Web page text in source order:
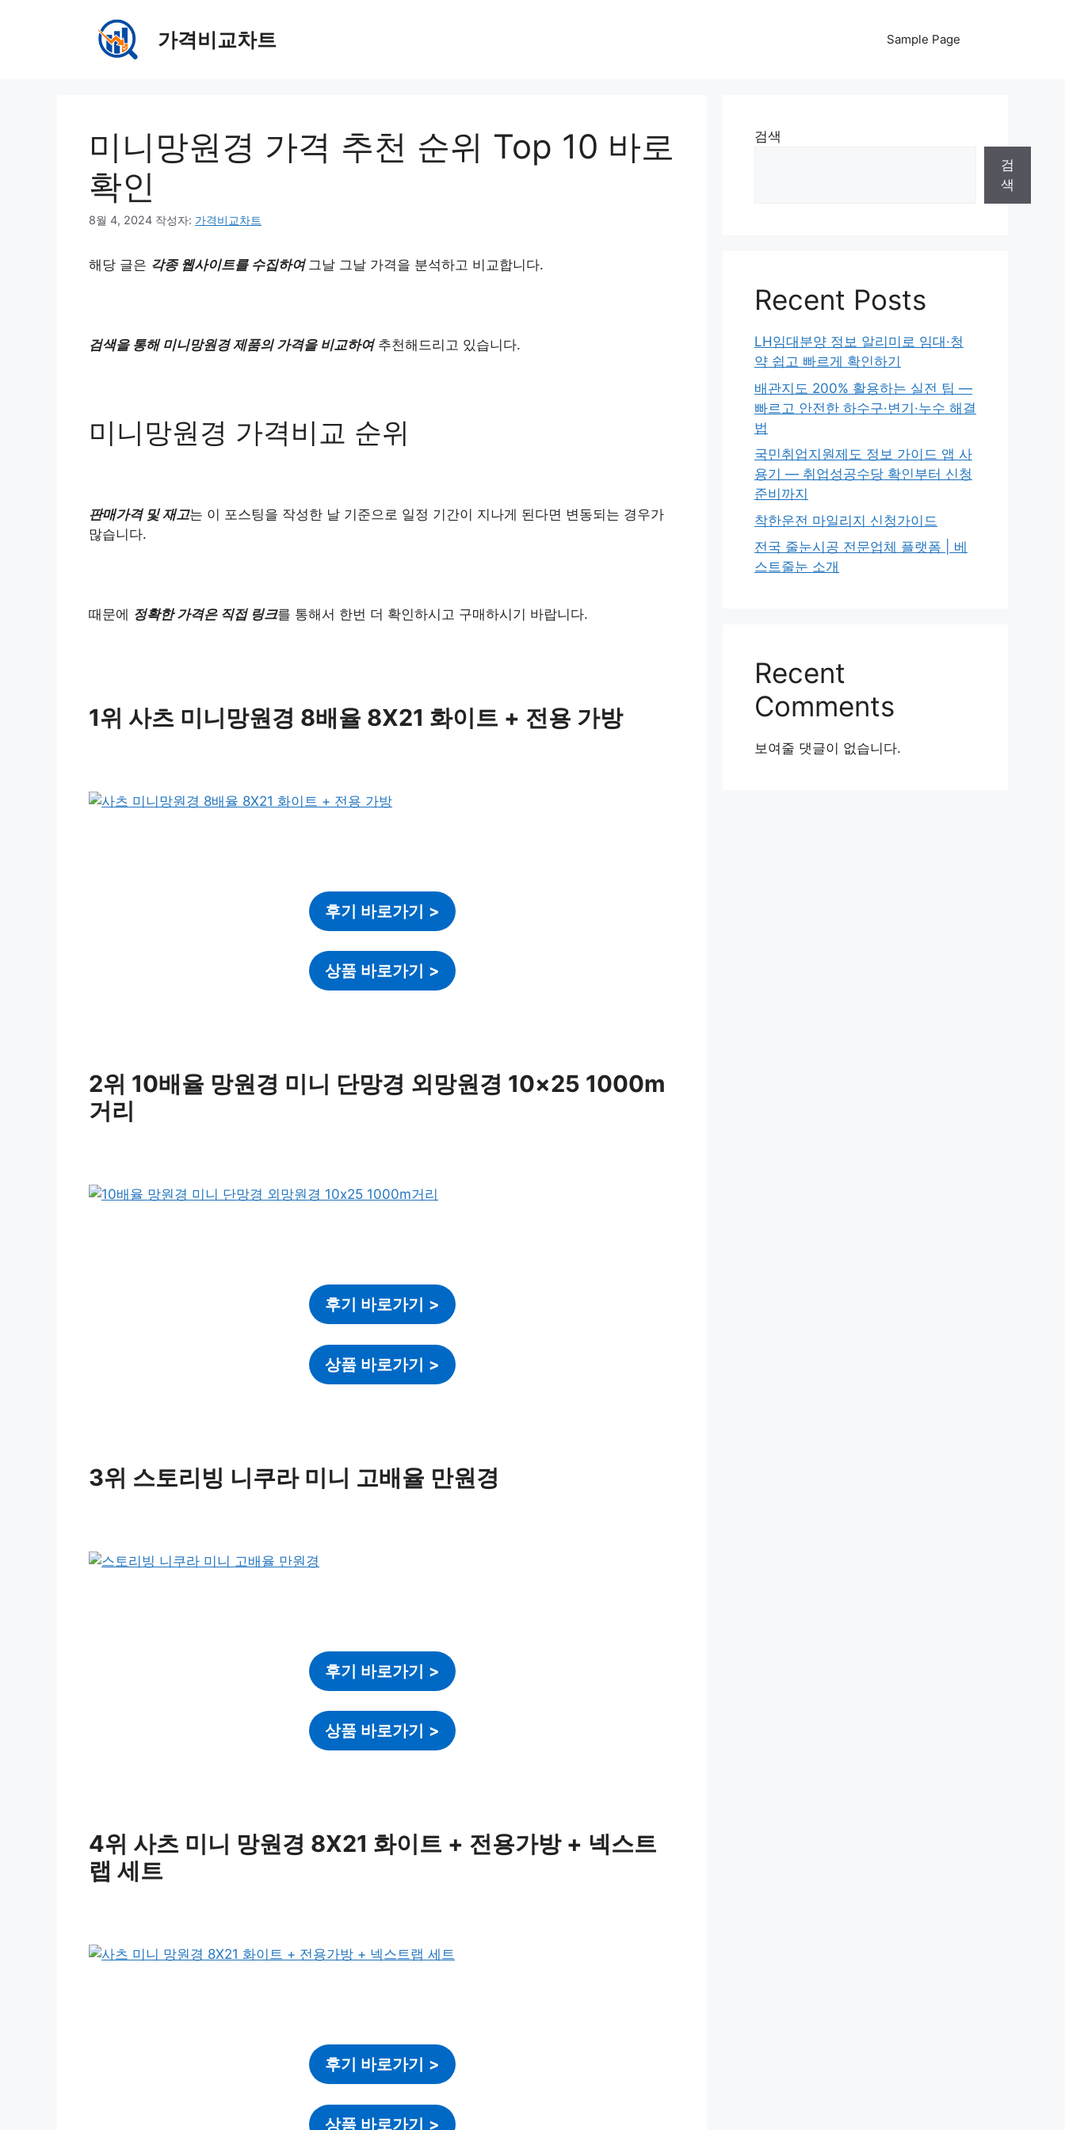
가격비교차트 Sample Page
미니망원경 가격 추천 순위 Top 10 바로
확인
8월 4, 2024 작성자: 가격비교차트
해당 글은 각종 웹사이트를 수집하여 그날 그날 가격을 분석하고 비교합니다.
검색을 통해 미니망원경 제품의 가격을 비교하여추천해드리고 있습니다.
미니망원경 가격비교 순위
판매가격 및 재고는 이 포스팅을 작성한 날 기준으로 일정 기간이 지나게 된다면 변동되는 경우가
많습니다.
때문에 정확한 가격은 직접 링크를 통해서 한번 더 확인하시고 구매하시기 바랍니다.
1위 사츠 미니망원경 8배율 8X21 화이트 + 전용 가방
후기 바로가기 >
상품 바로가기 >
2위 10배율 망원경 미니 단망경 외망원경 10×25 1000m
거리
후기 바로가기 >
상품 바로가기 >
3위 스토리빙 니쿠라 미니 고배율 만원경
후기 바로가기 >
상품 바로가기 >
4위 사츠 미니 망원경 8X21 화이트 + 전용가방 + 넥스트
랩 세트
후기 바로가기 >
상품 바로가기 >
검색
검
색
Recent Posts
LH임대분양 정보 알리미로 임대·청
약 쉽고 빠르게 확인하기
배관지도 200% 활용하는 실전 팁 —
빠르고 안전한 하수구·변기·누수 해결
법
국민취업지원제도 정보 가이드 앱 사
용기 — 취업성공수당 확인부터 신청
준비까지
착한운전 마일리지 신청가이드
전국 줄눈시공 전문업체 플랫폼 | 베
스트줄눈 소개
Recent
Comments
보여줄 댓글이 없습니다.